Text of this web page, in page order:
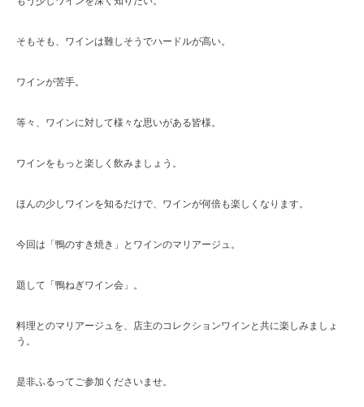
そもそも、ワインは難しそうでハードルが高い。
ワインが苦手。
等々、ワインに対して様々な思いがある皆様。
ワインをもっと楽しく飲みましょう。
ほんの少しワインを知るだけで、ワインが何倍も楽しくなります。
今回は「鴨のすき焼き」とワインのマリアージュ。
題して「鴨ねぎワイン会」。
料理とのマリアージュを、店主のコレクションワインと共に楽しみましょ
う。
是非ふるってご参加くださいませ。